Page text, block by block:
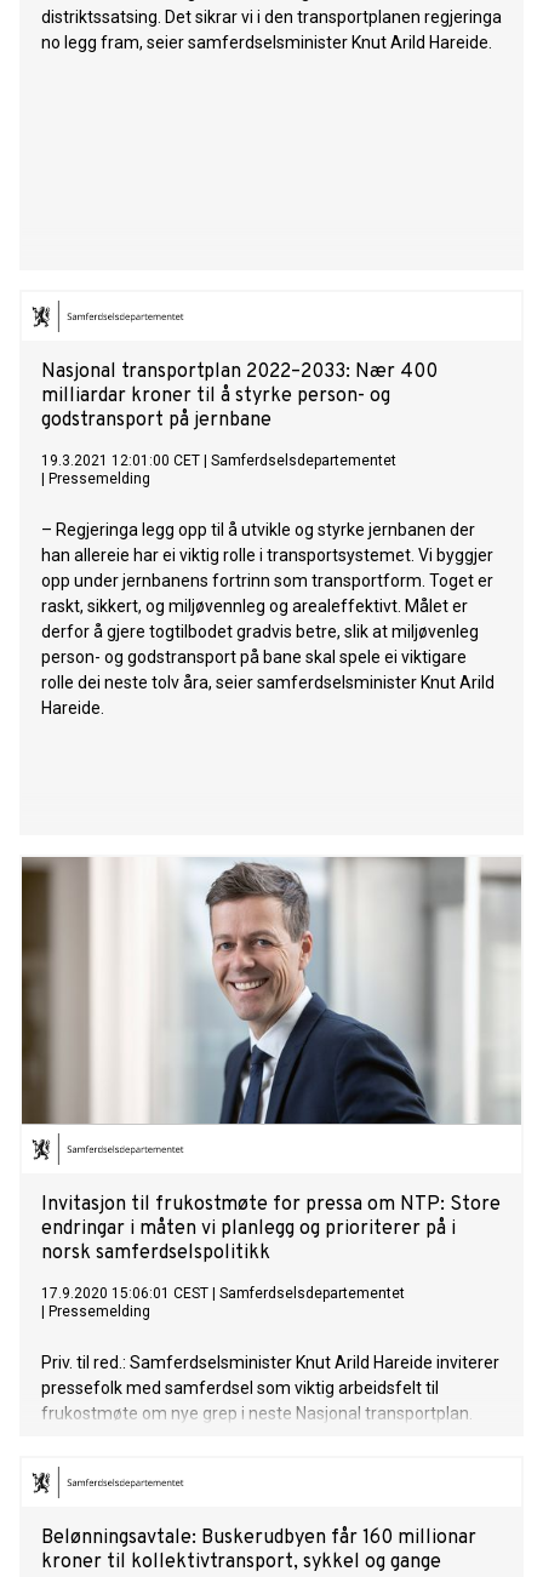
distriktssatsing. Det sikrar vi i den transportplanen regjeringa
no legg fram, seier samferdselsminister Knut Arild Hareide.
Nasjonal transportplan 2022–2033: Nær 400
milliardar kroner til å styrke person- og
godstransport på jernbane
19.3.2021 12:01:00 CET
Samferdselsdepartementet
Pressemelding
– Regjeringa legg opp til å utvikle og styrke jernbanen der
han allereie har ei viktig rolle i transportsystemet. Vi byggjer
opp under jernbanens fortrinn som transportform. Toget er
raskt, sikkert, og miljøvennleg og arealeffektivt. Målet er
derfor å gjere togtilbodet gradvis betre, slik at miljøvenleg
person- og godstransport på bane skal spele ei viktigare
rolle dei neste tolv åra, seier samferdselsminister Knut Arild
Hareide.
Invitasjon til frukostmøte for pressa om NTP: Store
endringar i måten vi planlegg og prioriterer på i
norsk samferdselspolitikk
17.9.2020 15:06:01 CEST
Samferdselsdepartementet
Pressemelding
Priv. til red.: Samferdselsminister Knut Arild Hareide inviterer
pressefolk med samferdsel som viktig arbeidsfelt til
frukostmøte om nye grep i neste Nasjonal transportplan.
Belønningsavtale: Buskerudbyen får 160 millionar
kroner til kollektivtransport, sykkel og gange